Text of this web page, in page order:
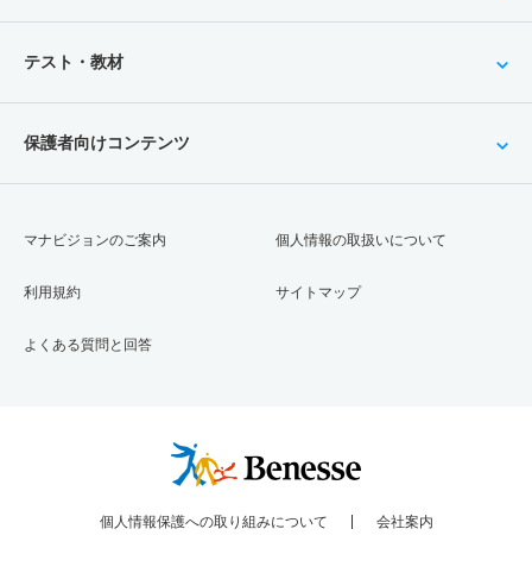
テスト・教材
保護者向けコンテンツ
マナビジョンのご案内
利用規約
よくある質問と回答
個人情報の取扱いについて
サイトマップ
個人情報保護への取り組みについて 会社案内